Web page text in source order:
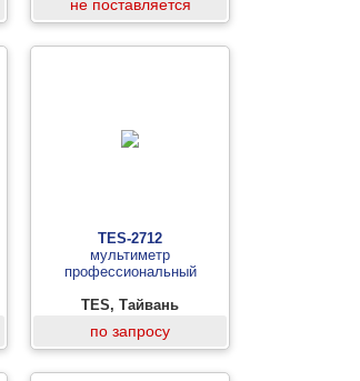
не поставляется
TES-2712
мультиметр
профессиональный
TES, Тайвань
по запросу